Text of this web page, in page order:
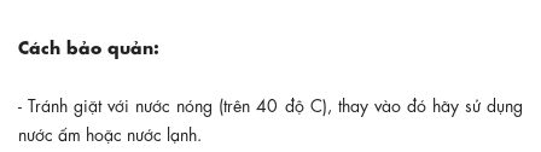
Cách bảo quản:
- Tránh giặt với nước nóng (trên 40 độ C), thay vào đó hãy sử dụng
nước ấm hoặc nước lạnh.